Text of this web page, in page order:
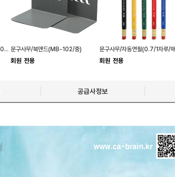
문구사무/계산기(DF-120MS(120FM)/CASIO)반품불가 문구사무/북앤드(MB-102/중)
회원 전용 회원 전용
공급사정보